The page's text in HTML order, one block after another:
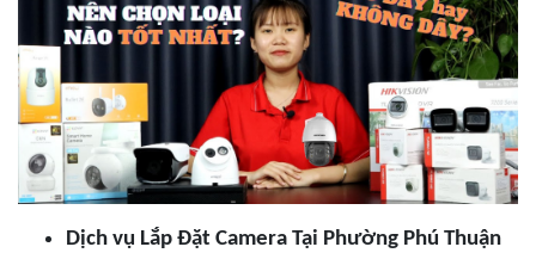
Dịch vụ Lắp Đặt Camera Tại Phường Phú Thuận